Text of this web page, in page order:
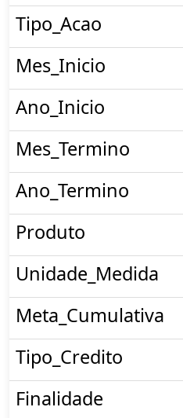
Tipo_Acao
Mes_Inicio
Ano_Inicio
Mes_Termino
Ano_Termino
Produto
Unidade_Medida
Meta_Cumulativa
Tipo_Credito
Finalidade